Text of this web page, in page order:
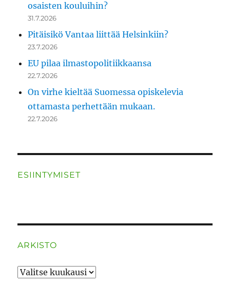
osaisten kouluihin?
31.7.2026
Pitäisikö Vantaa liittää Helsinkiin?
23.7.2026
EU pilaa ilmastopolitiikkaansa
22.7.2026
On virhe kieltää Suomessa opiskelevia
ottamasta perhettään mukaan.
22.7.2026
ESIINTYMISET
ARKISTO
ARKISTO